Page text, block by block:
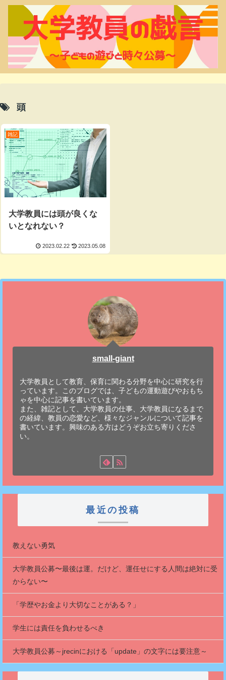
頭
雑記
大学教員には頭が良くな
いとなれない？
2023.02.22 2023.05.08
small-giant
大学教員として教育、保育に関わる分野を中心に研究を行
っています。このブログでは、子どもの運動遊びやおもち
ゃを中心に記事を書いています。
また、雑記として、大学教員の仕事、大学教員になるまで
の経緯、教員の恋愛など、様々なジャンルについて記事を
書いています。興味のある方はどうぞお立ち寄りくださ
い。
最近の投稿
教えない勇気
大学教員公募〜最後は運。だけど、運任せにする人間は絶対に受
からない〜
「学歴やお金より大切なことがある？」
学生には責任を負わせるべき
大学教員公募～jrecinにおける「update」の文字には要注意～